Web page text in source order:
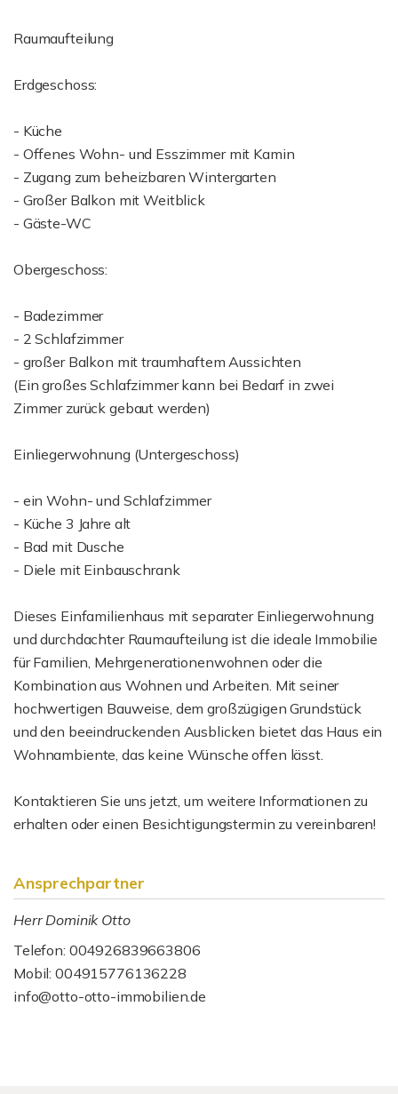
Raumaufteilung
Erdgeschoss:
- Küche
- Offenes Wohn- und Esszimmer mit Kamin
- Zugang zum beheizbaren Wintergarten
- Großer Balkon mit Weitblick
- Gäste-WC
Obergeschoss:
- Badezimmer
- 2 Schlafzimmer
- großer Balkon mit traumhaftem Aussichten
(Ein großes Schlafzimmer kann bei Bedarf in zwei
Zimmer zurück gebaut werden)
Einliegerwohnung (Untergeschoss)
- ein Wohn- und Schlafzimmer
- Küche 3 Jahre alt
- Bad mit Dusche
- Diele mit Einbauschrank
Dieses Einfamilienhaus mit separater Einliegerwohnung
und durchdachter Raumaufteilung ist die ideale Immobilie
für Familien, Mehrgenerationenwohnen oder die
Kombination aus Wohnen und Arbeiten. Mit seiner
hochwertigen Bauweise, dem großzügigen Grundstück
und den beeindruckenden Ausblicken bietet das Haus ein
Wohnambiente, das keine Wünsche offen lässt.
Kontaktieren Sie uns jetzt, um weitere Informationen zu
erhalten oder einen Besichtigungstermin zu vereinbaren!
Ansprechpartner
Herr Dominik Otto
Telefon: 004926839663806
Mobil: 004915776136228
info@otto-otto-immobilien.de